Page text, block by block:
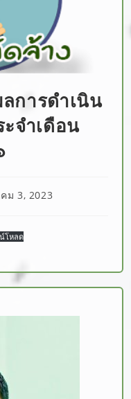
การดำเนิน
จำเดือน
ม 3, 2023
โหลด